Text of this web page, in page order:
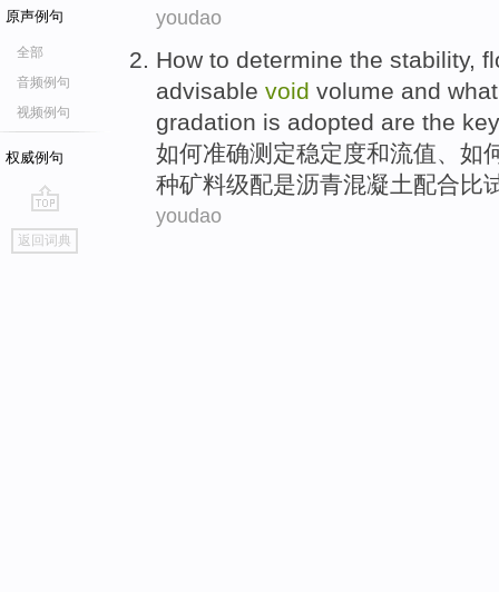
原声例句
全部
音频例句
视频例句
权威例句
go
top
返回词典
youdao
How to determine the stability,
advisable void volume and
gradation is adopted are the key
如何准确测定稳定度和流值、如
种矿料级配是沥青混凝土配合比
youdao